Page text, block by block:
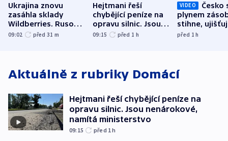
Ukrajina znovu
zasáhla sklady
Wildberries. Rusové
útočili v Charkovské
09:02 před 31 m
Hejtmani řeší
chybějící peníze na
opravu silnic. Jsou
nenárokové, namítá
09:15 před 1 h
VIDEO
Česko
plynem
stihne,
expert.
před 1h
Aktuálně z rubriky Domácí
Hejtmani řeší chybějící peníze na
opravu silnic. Jsou nenárokové,
namítá ministerstvo
09:15 před 1h